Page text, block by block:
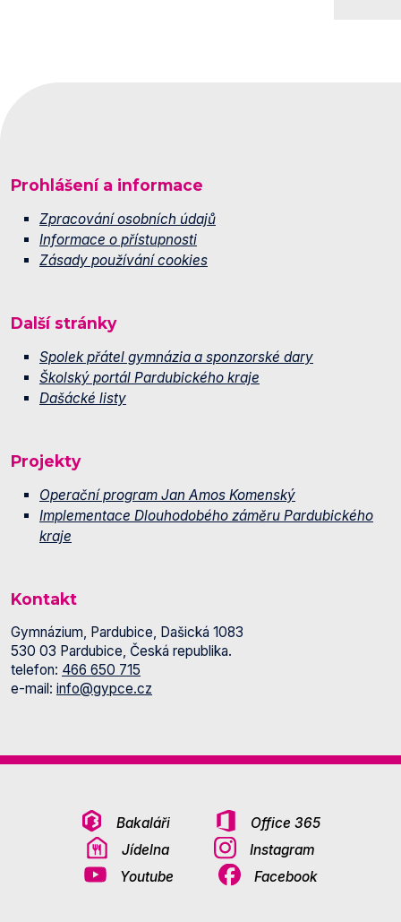
Prohlášení a informace
Zpracování osobních údajů
Informace o přístupnosti
Zásady používání cookies
Další stránky
Spolek přátel gymnázia a sponzorské dary
Školský portál Pardubického kraje
Dašácké listy
Projekty
Operační program Jan Amos Komenský
Implementace Dlouhodobého záměru Pardubického
kraje
Kontakt
Gymnázium, Pardubice, Dašická 1083
530 03 Pardubice, Česká republika.
telefon: 466 650 715
e-mail: info@gypce.cz
Bakaláři
Office 365
Jídelna
Instagram
Youtube
Facebook